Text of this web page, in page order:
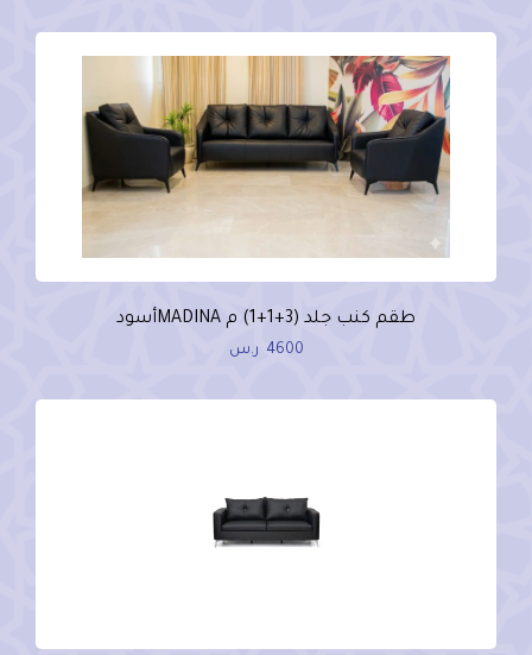
طقم كنب جلد (3+1+1) م MADINAأسود
4600 ر.س